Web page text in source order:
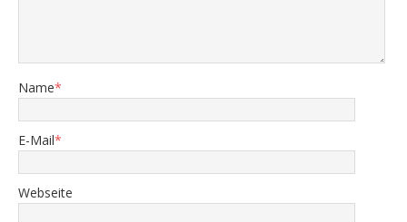
Name*
E-Mail*
Webseite